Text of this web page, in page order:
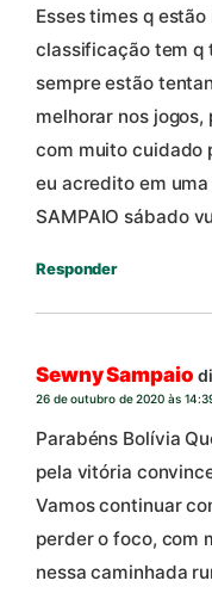
Esses times q
classificação tem q
sempre estão
melhorar nos jogos,
com muito cuidado
eu acredito em
SAMPAIO sábado
Responder
Sewny Sampaio
26 de outubro de 2020 às
Parabéns Bolívia
pela vitória
Vamos continuar
perder o foco, com
nessa caminhada